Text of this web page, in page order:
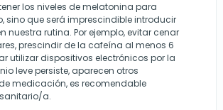
los niveles de melatonina para
sino que será imprescindible introducir
nuestra rutina. Por ejemplo, evitar cenar
prescindir de la cafeína al menos 6
utilizar dispositivos electrónicos por la
leve persiste, aparecen otros
medicación, es recomendable
a.